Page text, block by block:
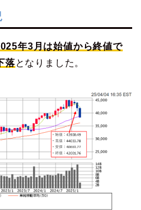
年3月は始値から終値で
落となりました。